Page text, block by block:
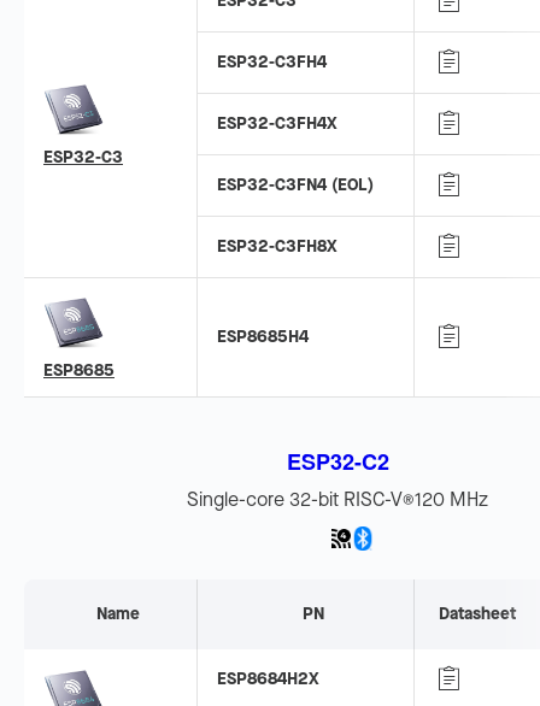
ESP32-C3
ESP32-C3FH4
ESP32-C3FH4X
ESP32-C3FN4 (EOL)
ESP32-C3FH8X
ESP8685
ESP8685H4
ESP32-C2
Single-core 32-bit RISC-V®120 MHz
Name PN Datasheet
ESP8684H2X